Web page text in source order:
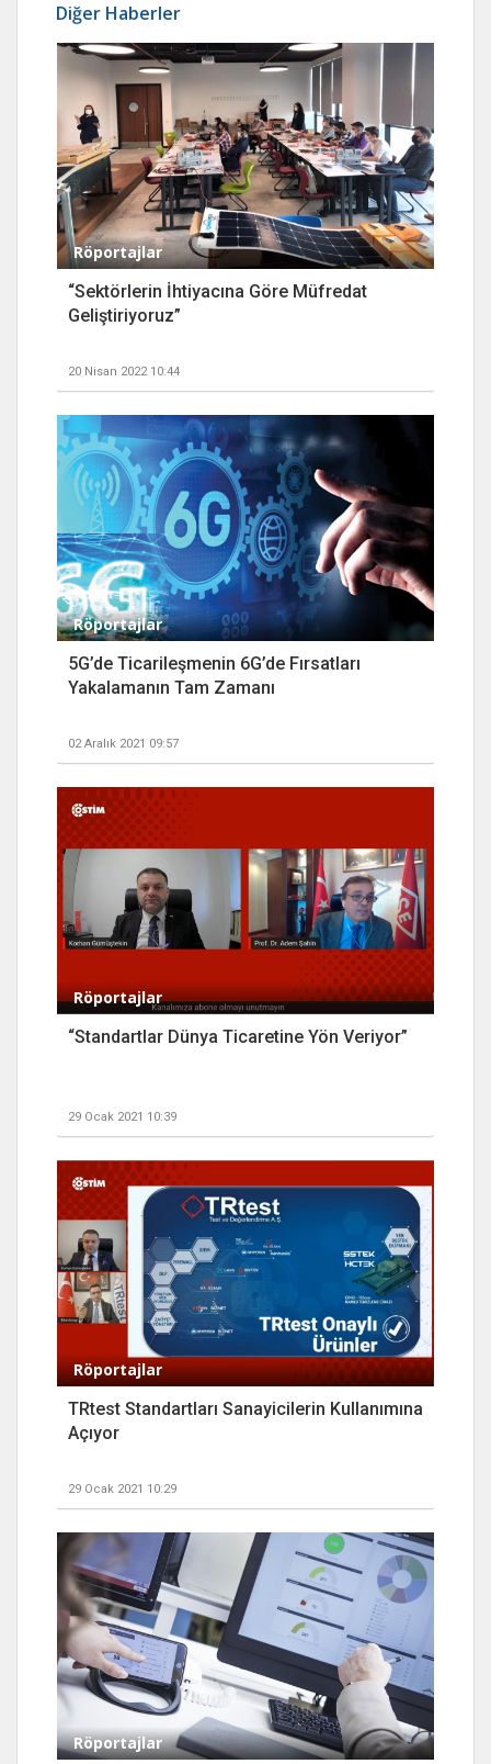
Diğer Haberler
Röportajlar
“Sektörlerin İhtiyacına Göre Müfredat
Geliştiriyoruz”
20 Nisan 2022 10:44
Röportajlar
5G’de Ticarileşmenin 6G’de Fırsatları
Yakalamanın Tam Zamanı
02 Aralık 2021 09:57
Röportajlar
“Standartlar Dünya Ticaretine Yön Veriyor”
29 Ocak 2021 10:39
Röportajlar
TRtest Standartları Sanayicilerin Kullanımına
Açıyor
29 Ocak 2021 10:29
Röportajlar